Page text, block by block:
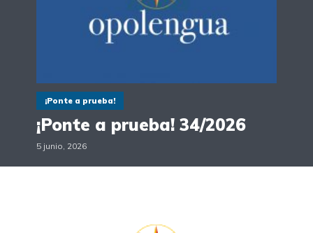
¡Ponte a prueba!
¡Ponte a prueba! 34/2026
5 junio, 2026